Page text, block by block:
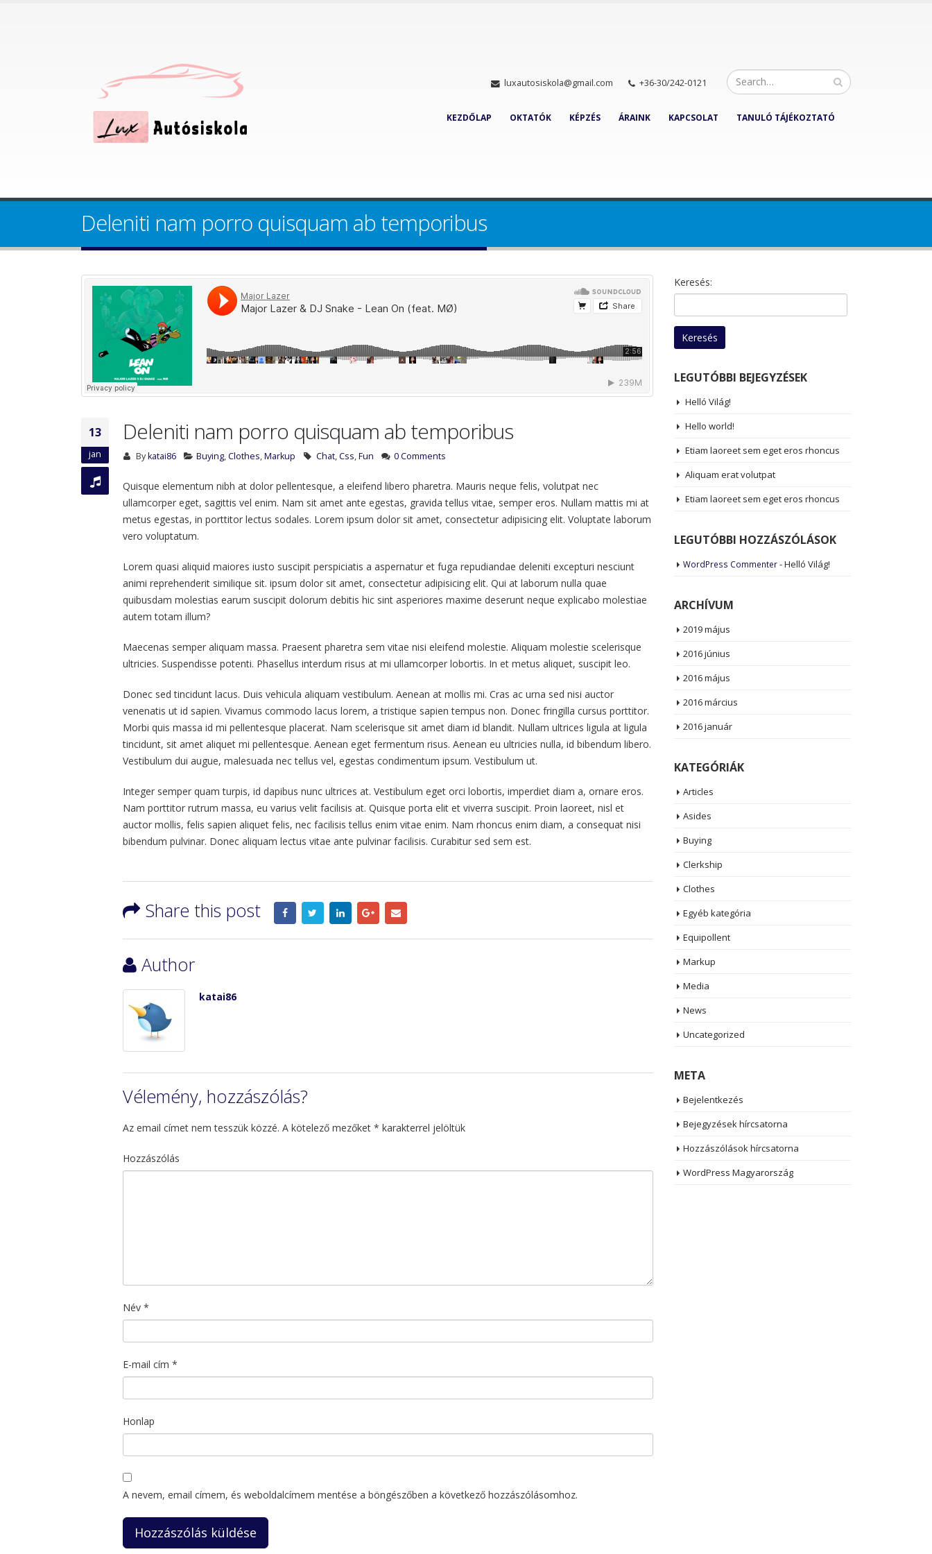
luxautosiskola@gmail.com +36-30/242-0121
KEZDŐLAP OKTATÓK KÉPZÉS ÁRAINK KAPCSOLAT TANULÓ TÁJÉKOZTATÓ
Deleniti nam porro quisquam ab temporibus
13
jan
Deleniti nam porro quisquam ab temporibus
Bykatai86 Buying,Clothes,Markup Chat,Css,Fun 0 Comments
Quisque elementum nibh at dolor pellentesque, a eleifend libero pharetra. Mauris neque felis, volutpat nec
ullamcorper eget, sagittis vel enim. Nam sit amet ante egestas, gravida tellus vitae, semper eros. Nullam mattis mi at
metus egestas, in porttitor lectus sodales. Lorem ipsum dolor sit amet, consectetur adipisicing elit. Voluptate laborum
vero voluptatum.
Lorem quasi aliquid maiores iusto suscipit perspiciatis a aspernatur et fuga repudiandae deleniti excepturi nesciunt
animi reprehenderit similique sit. ipsum dolor sit amet, consectetur adipisicing elit. Qui at laborum nulla quae
quibusdam molestias earum suscipit dolorum debitis hic sint asperiores maxime deserunt neque explicabo molestiae
autem totam illum?
Maecenas semper aliquam massa. Praesent pharetra sem vitae nisi eleifend molestie. Aliquam molestie scelerisque
ultricies. Suspendisse potenti. Phasellus interdum risus at mi ullamcorper lobortis. In et metus aliquet, suscipit leo.
Donec sed tincidunt lacus. Duis vehicula aliquam vestibulum. Aenean at mollis mi. Cras ac urna sed nisi auctor
venenatis ut id sapien. Vivamus commodo lacus lorem, a tristique sapien tempus non. Donec fringilla cursus porttitor.
Morbi quis massa id mi pellentesque placerat. Nam scelerisque sit amet diam id blandit. Nullam ultrices ligula at ligula
tincidunt, sit amet aliquet mi pellentesque. Aenean eget fermentum risus. Aenean eu ultricies nulla, id bibendum libero.
Vestibulum dui augue, malesuada nec tellus vel, egestas condimentum ipsum. Vestibulum ut.
Integer semper quam turpis, id dapibus nunc ultrices at. Vestibulum eget orci lobortis, imperdiet diam a, ornare eros.
Nam porttitor rutrum massa, eu varius velit facilisis at. Quisque porta elit et viverra suscipit. Proin laoreet, nisl et
auctor mollis, felis sapien aliquet felis, nec facilisis tellus enim vitae enim. Nam rhoncus enim diam, a consequat nisi
bibendum pulvinar. Donec aliquam lectus vitae ante pulvinar facilisis. Curabitur sed sem est.
Share this post
Author
katai86
Vélemény, hozzászólás?
Az email címet nem tesszük közzé. A kötelező mezőket * karakterrel jelöltük
Hozzászólás
Név *
E-mail cím *
Honlap
A nevem, email címem, és weboldalcímem mentése a böngészőben a következő hozzászólásomhoz.
Keresés:
LEGUTÓBBI BEJEGYZÉSEK
Helló Világ!
Hello world!
Etiam laoreet sem eget eros rhoncus
Aliquam erat volutpat
Etiam laoreet sem eget eros rhoncus
LEGUTÓBBI HOZZÁSZÓLÁSOK
WordPress Commenter-Helló Világ!
ARCHÍVUM
2019 május
2016 június
2016 május
2016 március
2016 január
KATEGÓRIÁK
Articles
Asides
Buying
Clerkship
Clothes
Egyéb kategória
Equipollent
Markup
Media
News
Uncategorized
META
Bejelentkezés
Bejegyzések hírcsatorna
Hozzászólások hírcsatorna
WordPress Magyarország